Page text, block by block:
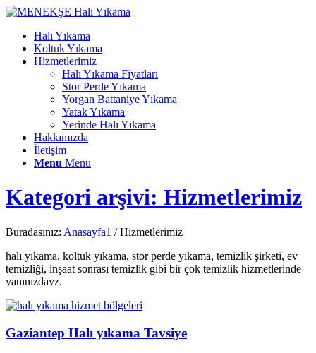
Halı Yıkama
Koltuk Yıkama
Hizmetlerimiz
Halı Yıkama Fiyatları
Stor Perde Yıkama
Yorgan Battaniye Yıkama
Yatak Yıkama
Yerinde Halı Yıkama
Hakkımızda
İletişim
Menu Menu
Kategori arşivi: Hizmetlerimiz
Buradasınız: Anasayfa1 / Hizmetlerimiz
halı yıkama, koltuk yıkama, stor perde yıkama, temizlik şirketi, ev
temizliği, inşaat sonrası temizlik gibi bir çok temizlik hizmetlerinde
yanınızdayz.
Gaziantep Halı yıkama Tavsiye